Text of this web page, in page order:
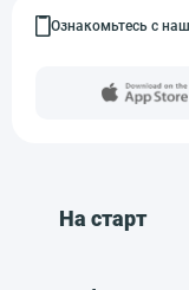
Ознакомьтесь с
На старт